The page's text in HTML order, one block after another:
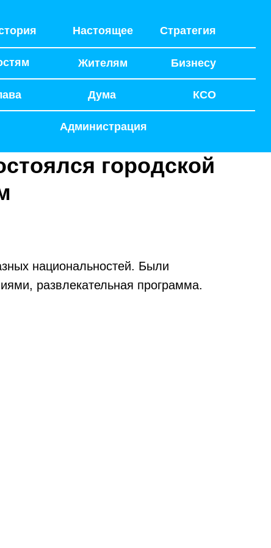
Настоящее Стратегия
Жителям Бизнесу
КСО
Дума
Администрация
городской
национальностей. Были
развлекательная программа.